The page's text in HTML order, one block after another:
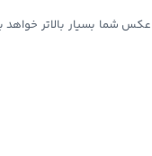
شما بسیار بالاتر